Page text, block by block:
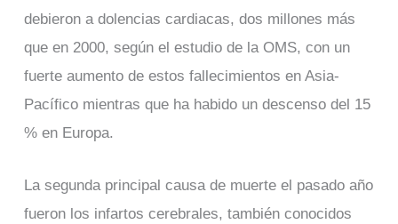
debieron a dolencias cardiacas, dos millones más
que en 2000, según el estudio de la OMS, con un
fuerte aumento de estos fallecimientos en Asia-
Pacífico mientras que ha habido un descenso del 15
% en Europa.
La segunda principal causa de muerte el pasado año
fueron los infartos cerebrales, también conocidos